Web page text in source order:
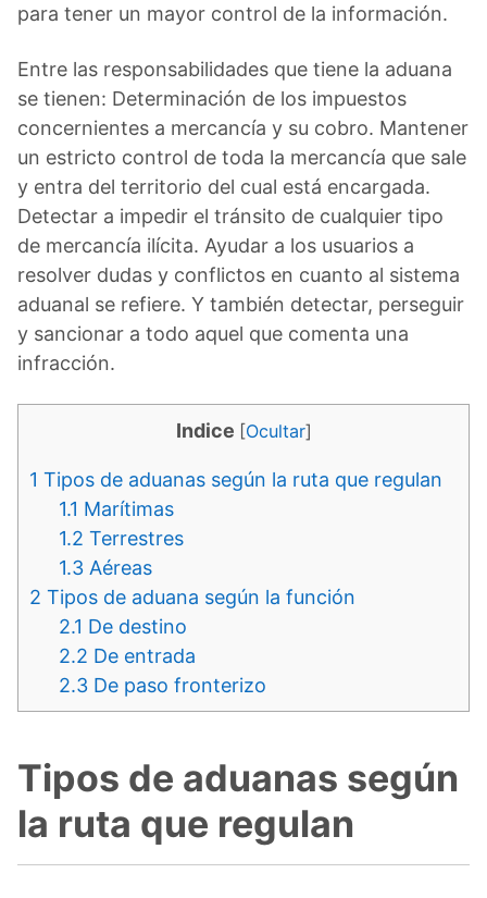
para tener un mayor control de la información.
Entre las responsabilidades que tiene la aduana
se tienen: Determinación de los impuestos
concernientes a mercancía y su cobro. Mantener
un estricto control de toda la mercancía que sale
y entra del territorio del cual está encargada.
Detectar a impedir el tránsito de cualquier tipo
de mercancía ilícita. Ayudar a los usuarios a
resolver dudas y conflictos en cuanto al sistema
aduanal se refiere. Y también detectar, perseguir
y sancionar a todo aquel que comenta una
infracción.
Indice [Ocultar]
1 Tipos de aduanas según la ruta que regulan
1.1 Marítimas
1.2 Terrestres
1.3 Aéreas
2 Tipos de aduana según la función
2.1 De destino
2.2 De entrada
2.3 De paso fronterizo
Tipos de aduanas según
la ruta que regulan